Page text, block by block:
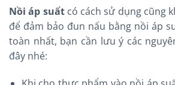
Nồi áp suấtcó cách sử dụng cũng
để đảm bảo đun nấu bằng nồi áp
toàn nhất, bạn cần lưu ý các
đây nhé: